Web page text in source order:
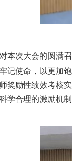
本次大会的圆满
记使命，以更加
奖励性绩效考核
学合理的激励机